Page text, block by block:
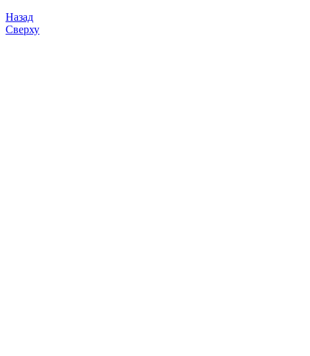
Назад
Сверху